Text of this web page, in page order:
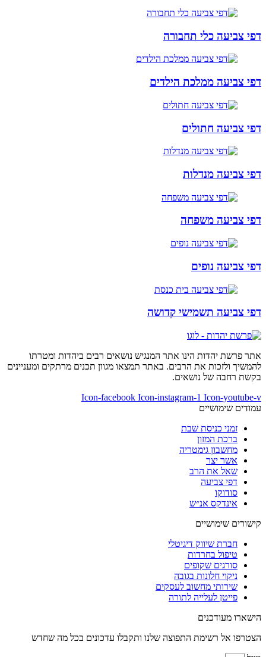
דפי צביעה כלי תחבורה
דפי צביעה ממלכת הילדים
דפי צביעה חתולים
דפי צביעה מנדלות
דפי צביעה משפחה
דפי צביעה נופים
דפי צביעה תשמישי קדושה
אתר פרשת יהדות הינו אתר המנגיש נושאים רבים ביהדות ומטרתו
להמשיך ולזכות את הרבים. באתר תמצאו מגוון תכנים מרתקים ומעניינים
בקשת רחבה של נושאים.
Icon-facebook Icon-instagram-1 Icon-youtube-v
עמודים שימושיים
זמני כניסת שבת
ברכת המזון
מחשבון גימטריה
אשר יצר
שאל את הרב
דפי צביעה
סודוקו
אינדקס אנ״ש
קישורים שימושיים
חברת שיווק דיגיטלי
טיפול בחרדות
סורגים שקופים
ניקוי חלונות בגובה
שירותי מחשוב לעסקים
פייטן לעלייה לתורה
הישארו מעודכנים
הצטרפו אל רשימת התפוצה שלנו ותקבלו עדכונים בכל מה שחדש